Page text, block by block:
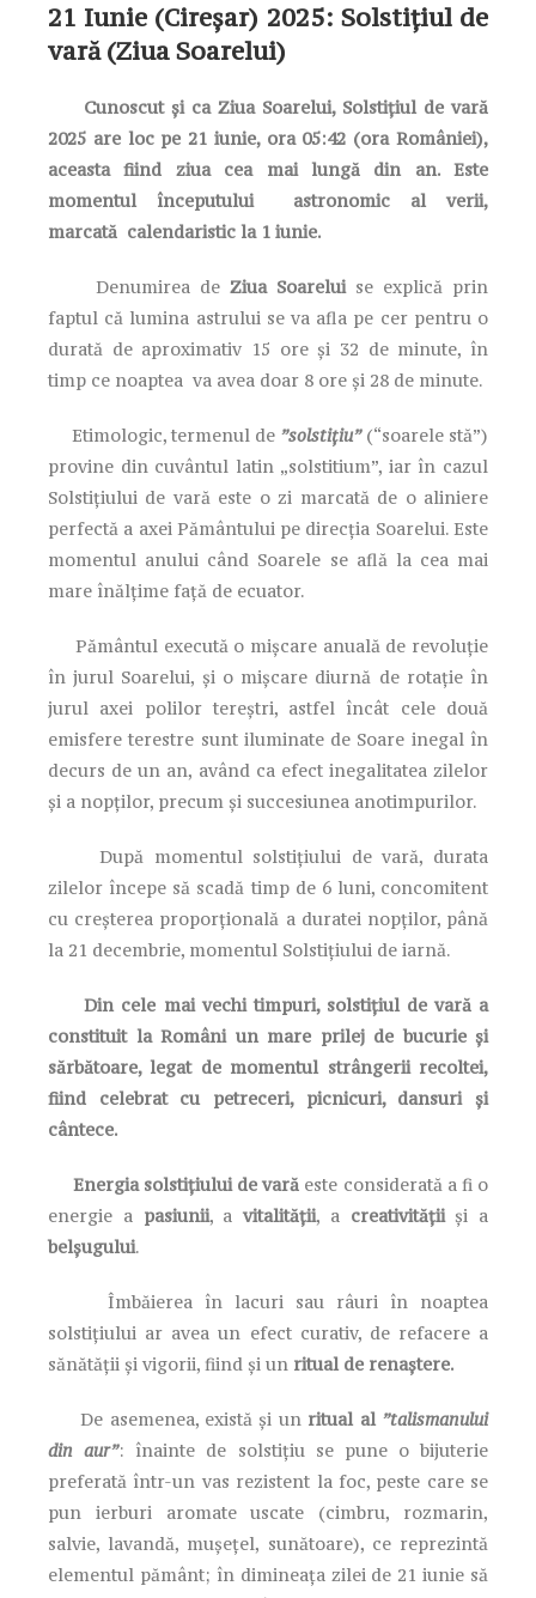
21 Iunie (Cireșar) 2025: Solstițiul de
vară (Ziua Soarelui)
Cunoscut și ca Ziua Soarelui, Solstițiul de vară
2025 are loc pe 21 iunie, ora 05:42 (ora României),
aceasta fiind ziua cea mai lungă din an. Este
momentul începutului astronomic al verii,
marcată calendaristic la 1 iunie.
Denumirea de Ziua Soareluise explică prin
faptul că lumina astrului se va afla pe cer pentru o
durată de aproximativ 15 ore și 32 de minute, în
timp ce noaptea va avea doar 8 ore și 28 de minute.
Etimologic, termenul de ”solstițiu”(“soarele stă”)
provine din cuvântul latin „solstitium”, iar în cazul
Solstițiului de vară este o zi marcată de o aliniere
perfectă a axei Pământului pe direcţia Soarelui. Este
momentul anului când Soarele se află la cea mai
mare înălțime față de ecuator.
Pământul execută o mișcare anuală de revoluție
în jurul Soarelui, și o mișcare diurnă de rotație în
jurul axei polilor tereștri, astfel încât cele două
emisfere terestre sunt iluminate de Soare inegal în
decurs de un an, având ca efect inegalitatea zilelor
și a nopților, precum și succesiunea anotimpurilor.
După momentul solstițiului de vară, durata
zilelor începe să scadă timp de 6 luni, concomitent
cu creșterea proporțională a duratei nopților, până
la 21 decembrie, momentul Solstițiului de iarnă.
Din cele mai vechi timpuri, solstițiul de vară a
constituit la Români un mare prilej de bucurie și
sărbătoare, legat de momentul strângerii recoltei,
fiind celebrat cu petreceri, picnicuri, dansuri și
cântece.
Energia solstiţiului de vară este considerată a fi o
energie a pasiunii, a vitalităţii, a creativităţiişi a
belşugului.
Îmbăierea în lacuri sau râuri în noaptea
solstiţiului ar avea un efect curativ, de refacere a
sănătăţii şi vigorii, fiind şi un ritual de renaştere.
De asemenea, există și un ritual al ”talismanului
din aur”: înainte de solstițiu se pune o bijuterie
preferată într-un vas rezistent la foc, peste care se
pun ierburi aromate uscate (cimbru, rozmarin,
salvie, lavandă, mușețel, sunătoare), ce reprezintă
elementul pământ; în dimineața zilei de 21 iunie să